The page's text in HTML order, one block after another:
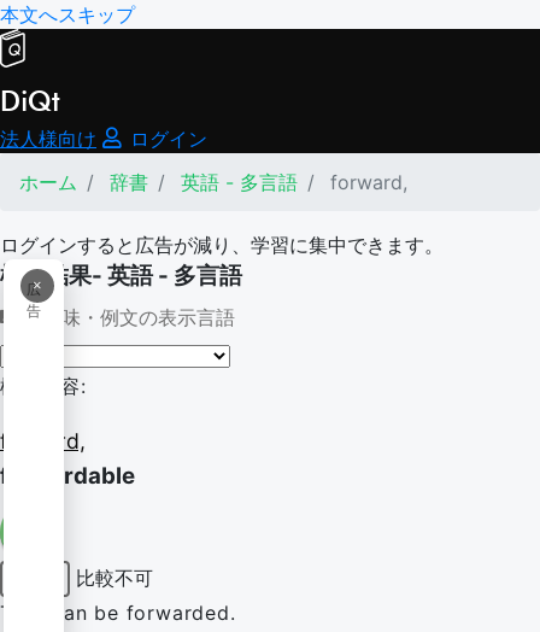
本文へスキップ
DiQt
法人様向け
ログイン
ホーム
辞書 英語 - 多言語 forward,
ログインすると広告が減り、学習に集中できます。
×
広
告
検索結果- 英語 - 多言語
意味・例文の表示言語
検索内容:
forward,
forwardable
比較不可
That can be forwarded.